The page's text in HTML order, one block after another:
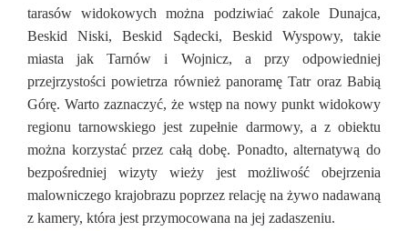
tarasów widokowych można podziwiać zakole Dunajca,
Beskid Niski, Beskid Sądecki, Beskid Wyspowy, takie
miasta jak Tarnów i Wojnicz, a przy odpowiedniej
przejrzystości powietrza również panoramę Tatr oraz Babią
Górę. Warto zaznaczyć, że wstęp na nowy punkt widokowy
regionu tarnowskiego jest zupełnie darmowy, a z obiektu
można korzystać przez całą dobę. Ponadto, alternatywą do
bezpośredniej wizyty wieży jest możliwość obejrzenia
malowniczego krajobrazu poprzez relację na żywo nadawaną
z kamery, która jest przymocowana na jej zadaszeniu.